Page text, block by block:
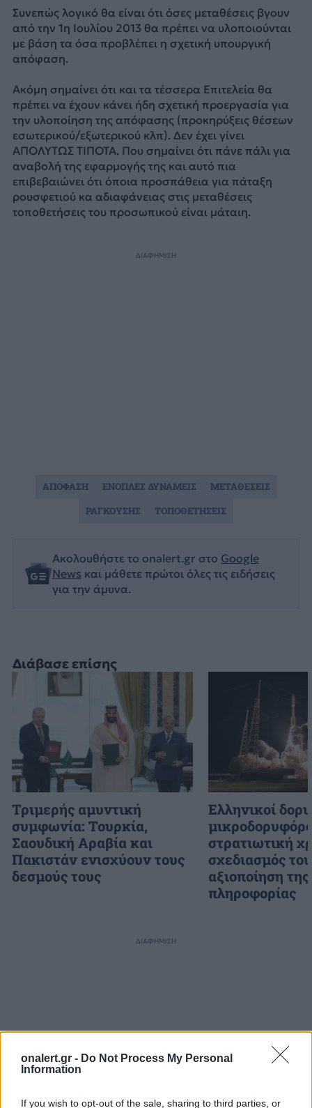
onalert.gr - Do Not Process My Personal
Information
If you wish to opt-out of the sale, sharing to third parties, or
Διάβασε επίσης
Τριμερής αμυντική
συμφωνία: Τουρκία,
Σαουδική Αραβία και
Πακιστάν ενισχύουν τους
δεσμούς τους
Ελληνικοί
στρατιωτική
σχεδιασμός
αξιοποίηση της
πληροφορίας
Συνεπώς λογικό θα είναι ότι όσες μεταθέσεις βγουν
από την 1η Ιουλίου 2013 θα πρέπει να υλοποιούνται
με βάση τα όσα προβλέπει η σχετική υπουργική
απόφαση.
Ακόμη σημαίνει ότι και τα τέσσερα Επιτελεία θα
πρέπει να έχουν κάνει ήδη σχετική προεργασία για
την υλοποίηση της απόφασης (προκηρύξεις θέσεων
εσωτερικού/εξωτερικού κλπ). Δεν έχει γίνει
ΑΠΟΛΥΤΩΣ ΤΙΠΟΤΑ. Που σημαίνει ότι πάνε πάλι για
αναβολή της εφαρμογής της και αυτό πια
επιβεβαιώνει ότι όποια προσπάθεια για πάταξη
ρουσφετιού κα αδιαφάνειας στις μεταθέσεις
τοποθετήσεις του προσωπικού είναι μάταιη.
ΔΙΑΦΗΜΙΣΗ
Ακολουθήστε το onalert.gr στο Google
News και μάθετε πρώτοι όλες τις ειδήσεις
για την άμυνα.
ΑΠΟΦΑΣΗ ΕΝΟΠΛΕΣ ΔΥΝΑΜΕΙΣ
ΜΕΤΑΘΕΣΕΙΣ
ΡΑΓΚΟΥΣΗΣ
ΤΟΠΟΘΕΤΗΣΕΙΣ
ΔΙΑΦΗΜΙΣΗ